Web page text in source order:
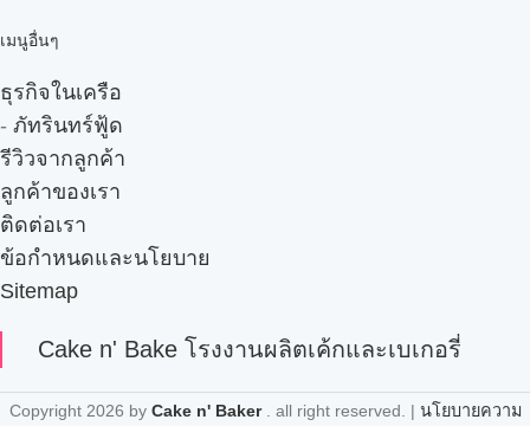
เมนูอื่นๆ
ธุรกิจในเครือ
- ภัทรินทร์ฟู้ด
รีวิวจากลูกค้า
ลูกค้าของเรา
ติดต่อเรา
ข้อกำหนดและนโยบาย
Sitemap
Cake n' Bake โรงงานผลิตเค้กและเบเกอรี่
Copyright 2026 by Cake n' Baker. all right reserved. | นโยบายความ